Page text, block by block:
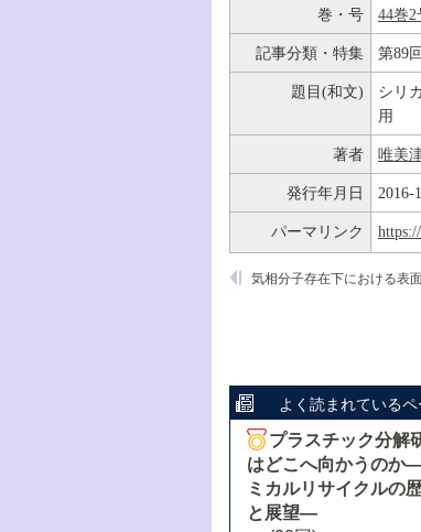
巻・号 44巻2
記事分類・特集 第89
題目(和文)
シリ
用
著者 唯美
発行年月日 2016-
パーマリンク
よく読まれているペ
プラスチック分解
はどこへ向かうのか
ミカルリサイクルの
と展望―